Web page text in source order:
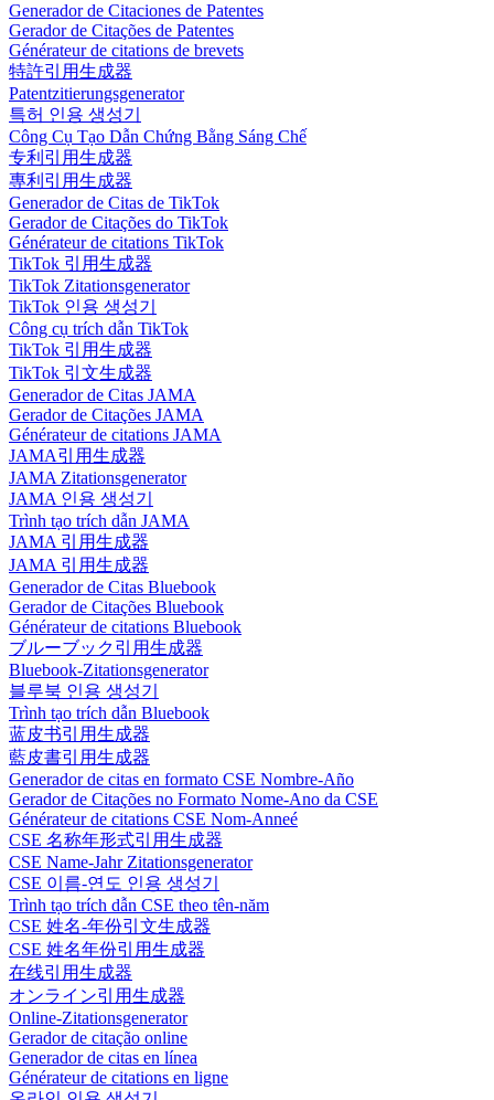
Generador de Citaciones de Patentes
Gerador de Citações de Patentes
Générateur de citations de brevets
特許引用生成器
Patentzitierungsgenerator
특허 인용 생성기
Công Cụ Tạo Dẫn Chứng Bằng Sáng Chế
专利引用生成器
專利引用生成器
Generador de Citas de TikTok
Gerador de Citações do TikTok
Générateur de citations TikTok
TikTok 引用生成器
TikTok Zitationsgenerator
TikTok 인용 생성기
Công cụ trích dẫn TikTok
TikTok 引用生成器
TikTok 引文生成器
Generador de Citas JAMA
Gerador de Citações JAMA
Générateur de citations JAMA
JAMA引用生成器
JAMA Zitationsgenerator
JAMA 인용 생성기
Trình tạo trích dẫn JAMA
JAMA 引用生成器
JAMA 引用生成器
Generador de Citas Bluebook
Gerador de Citações Bluebook
Générateur de citations Bluebook
ブルーブック引用生成器
Bluebook-Zitationsgenerator
블루북 인용 생성기
Trình tạo trích dẫn Bluebook
蓝皮书引用生成器
藍皮書引用生成器
Generador de citas en formato CSE Nombre-Año
Gerador de Citações no Formato Nome-Ano da CSE
Générateur de citations CSE Nom-Anneé
CSE 名称年形式引用生成器
CSE Name-Jahr Zitationsgenerator
CSE 이름-연도 인용 생성기
Trình tạo trích dẫn CSE theo tên-năm
CSE 姓名-年份引文生成器
CSE 姓名年份引用生成器
在线引用生成器
オンライン引用生成器
Online-Zitationsgenerator
Gerador de citação online
Generador de citas en línea
Générateur de citations en ligne